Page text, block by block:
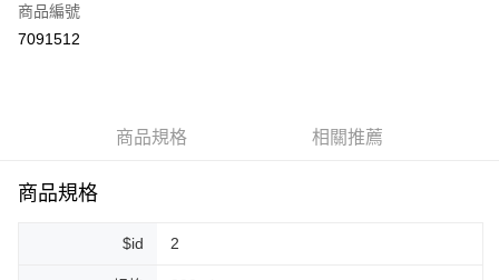
超商取貨付款
悠遊付
商品編號
7091512
商品規格 相關推薦
商品規格
$id 2